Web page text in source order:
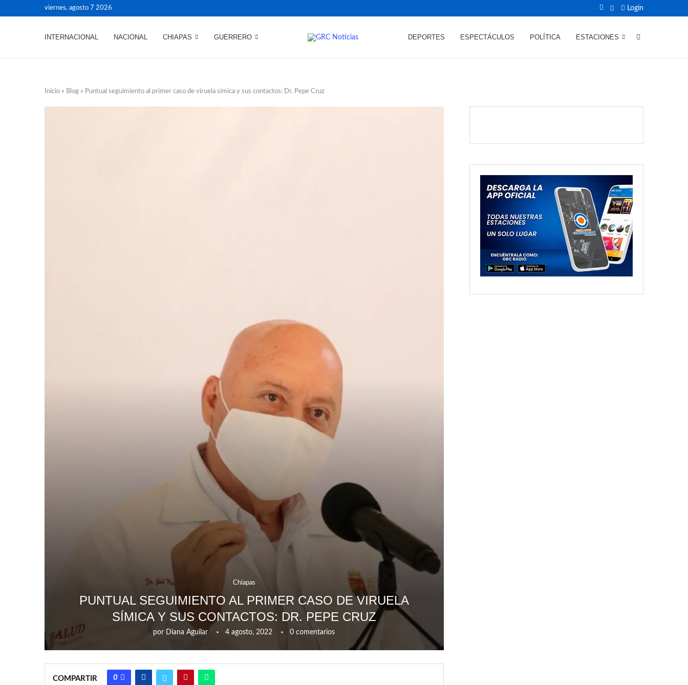
viernes, agosto 7 2026 Login
INTERNACIONAL NACIONAL CHIAPAS GUERRERO DEPORTES ESPECTÁCULOS POLÍTICA ESTACIONES
Inicio » Blog » Puntual seguimiento al primer caso de viruela símica y sus contactos: Dr. Pepe Cruz
Chiapas
PUNTUAL SEGUIMIENTO AL PRIMER CASO DE VIRUELA
SÍMICA Y SUS CONTACTOS: DR. PEPE CRUZ
por Diana Aguilar 4 agosto, 2022 0 comentarios
COMPARTIR 0